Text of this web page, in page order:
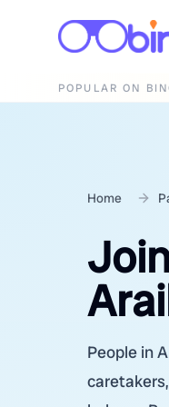
POPULAR ON
Home
People in